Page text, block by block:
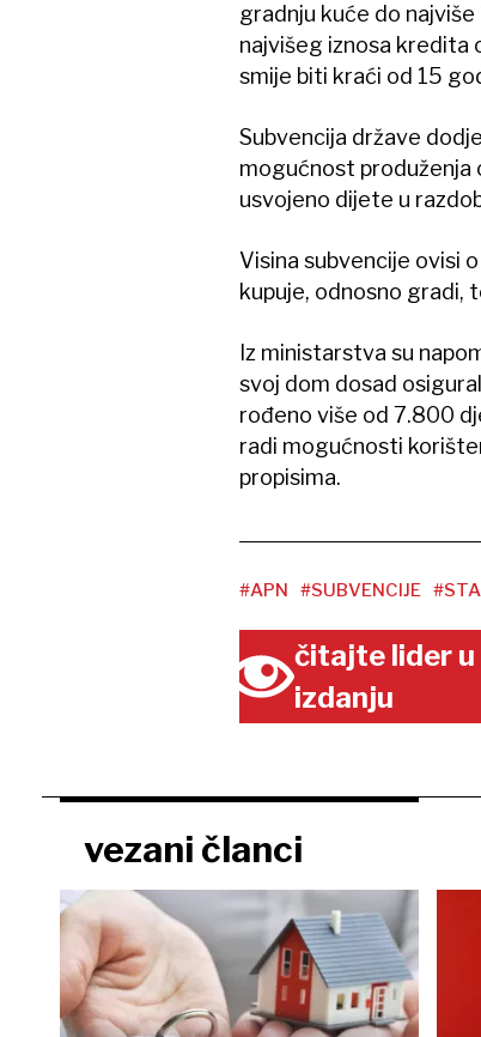
gradnju kuće do
najvišeg iznosa kredita
smije biti kraći od 15
Subvencija države
mogućnost produženja
usvojeno dijete u
Visina subvencije ovisi
kupuje, odnosno gradi,
Iz ministarstva su
svoj dom dosad
rođeno više od 7.800
radi mogućnosti
propisima.
#APN #SUBVENCIJE
čitajte lider
izdanju
vezani članci